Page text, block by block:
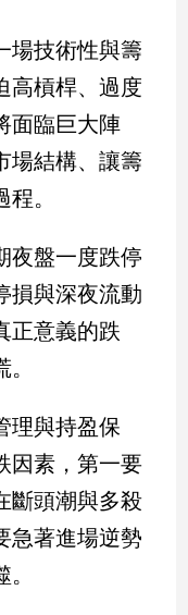
場技術性與籌
高槓桿、過度
面臨巨大陣
場結構、讓籌
。
夜盤一度跌停
損與深夜流動
正意義的跌
理與持盈保
因素，第一要
斷頭潮與多殺
急著進場逆勢